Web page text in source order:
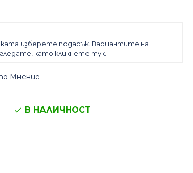
изберете подарък. Вариантите на
като кликнете тук.
Мнение
В НАЛИЧНОСТ